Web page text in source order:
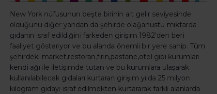
New York nüfusunun beşte birinin alt gelir seviyesinde
olduğunu diğer yandan da şehirde olağanüstü miktarda
gıdanın israf edildiğini farkeden girişim 1982’den beri
faaliyet gösteriyor ve bu alanda önemli bir yere sahip. Tüm
şehirdeki market,restoran,fırın,pastane,otel gibi kurumları
kendi ağı ile iletişimde tutan ve bu kurumlara ulaşarak
kullanılabilecek gıdaları kurtaran girişim yılda 25 milyon
kilogram gıdayı israf edilmekten kurtararak farklı alanlarda